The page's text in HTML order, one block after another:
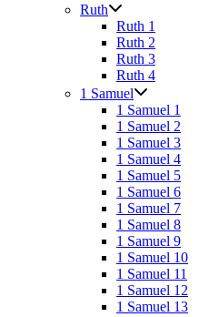
Ruth
Ruth 1
Ruth 2
Ruth 3
Ruth 4
1 Samuel
1 Samuel 1
1 Samuel 2
1 Samuel 3
1 Samuel 4
1 Samuel 5
1 Samuel 6
1 Samuel 7
1 Samuel 8
1 Samuel 9
1 Samuel 10
1 Samuel 11
1 Samuel 12
1 Samuel 13